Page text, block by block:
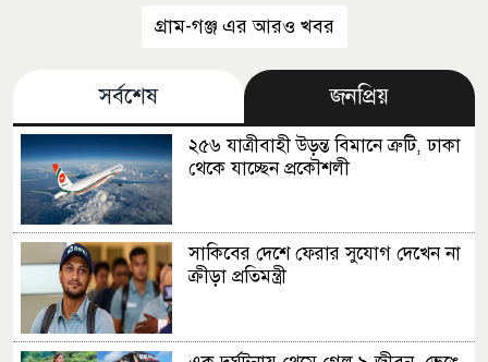
গ্রাম-গঞ্জ এর আরও খবর
সর্বশেষ জনপ্রিয়
২৫৬ যাত্রীবাহী উড়ন্ত বিমানে ত্রুটি, ঢাকা
থেকে যাচ্ছেন প্রকৌশলী
সাকিবের দেশে ফেরার সুযোগ দেখেন না
ক্রীড়া প্রতিমন্ত্রী